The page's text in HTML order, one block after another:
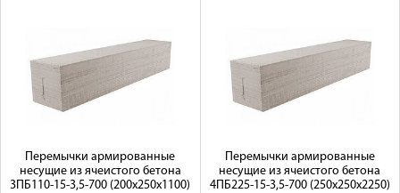
Перемычки армированные
несущие из ячеистого бетона
3ПБ110-15-3,5-700 (200х250х1100)
Перемычки армированные
несущие из ячеистого бетона
4ПБ225-15-3,5-700 (250х250х2250)